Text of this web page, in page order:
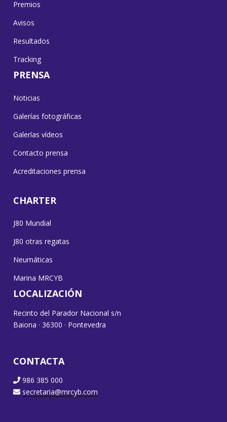
Premios
Avisos
Resultados
Tracking
PRENSA
Noticias
Galerías fotográficas
Galerías vídeos
Contacto prensa
Acreditaciones prensa
CHARTER
J80 Mundial
J80 otras regatas
Neumáticas
Marina MRCYB
LOCALIZACIÓN
Recinto del Parador Nacional s/n
Baiona · 36300 · Pontevedra
CONTACTA
986 385 000
secretaria@mrcyb.com